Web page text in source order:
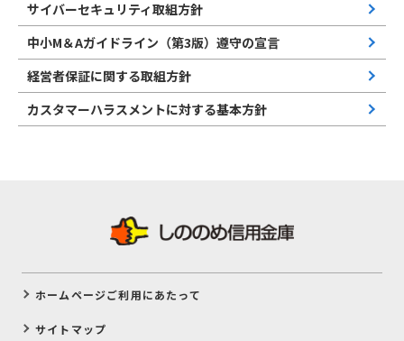
サイバーセキュリティ取組方針
中小M＆Aガイドライン（第3版）遵守の宣言
経営者保証に関する取組方針
カスタマーハラスメントに対する基本方針
ホームページご利用にあたって
サイトマップ